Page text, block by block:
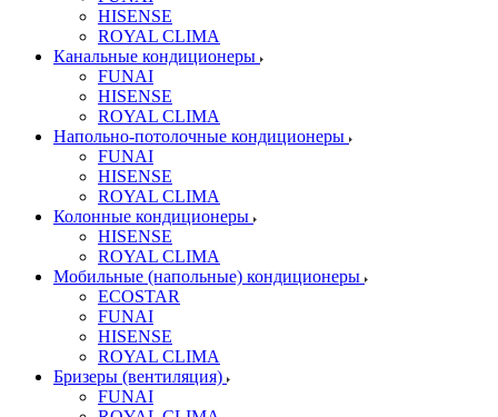
HISENSE
ROYAL CLIMA
Канальные кондиционеры
FUNAI
HISENSE
ROYAL CLIMA
Напольно-потолочные кондиционеры
FUNAI
HISENSE
ROYAL CLIMA
Колонные кондиционеры
HISENSE
ROYAL CLIMA
Мобильные (напольные) кондиционеры
ECOSTAR
FUNAI
HISENSE
ROYAL CLIMA
Бризеры (вентиляция)
FUNAI